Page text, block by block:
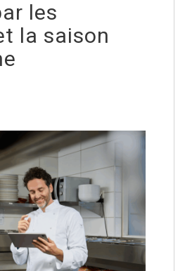
les
la saison